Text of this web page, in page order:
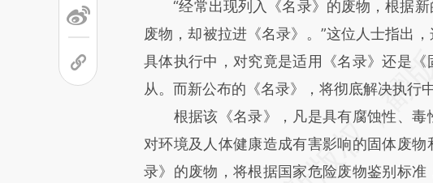
“经常出现列入《名录》的废物，根据新
废物，却被拉进《名录》。”这位人士指出
具体执行中，对究竟是适用《名录》还是
从。而新公布的《名录》，将彻底解决执行
根据该《名录》，凡是具有腐蚀性、毒
对环境及人体健康造成有害影响的固体废
录》的废物，将根据国家危险废物鉴别标